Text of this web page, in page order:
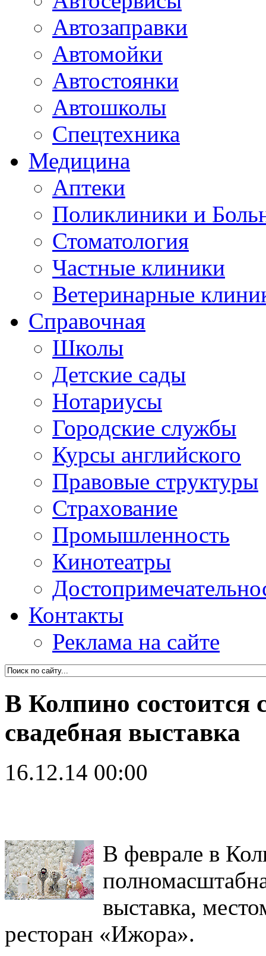
Автозаправки
Автомойки
Автостоянки
Автошколы
Спецтехника
Медицина
Аптеки
Поликлиники и
Стоматология
Частные клиники
Ветеринарные
Справочная
Школы
Детские сады
Нотариусы
Городские службы
Курсы английского
Правовые структуры
Страхование
Промышленность
Кинотеатры
Контакты
Реклама на сайте
В Колпино состоится
свадебная выставка
16.12.14 00:00
В феврале в
выставка,
ресторан «Ижора».